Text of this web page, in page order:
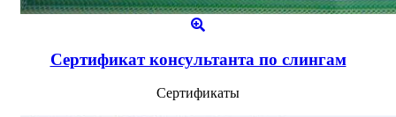
Сертификат консультанта по слингам
Сертификаты